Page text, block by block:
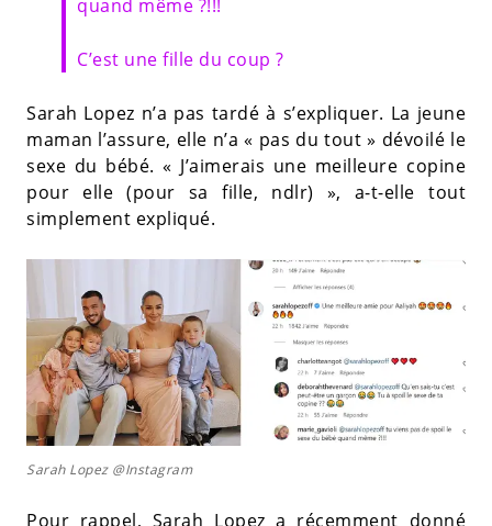
quand même ?!!!
C’est une fille du coup ?
Sarah Lopez n’a pas tardé à s’expliquer. La jeune
maman l’assure, elle n’a « pas du tout » dévoilé le
sexe du bébé. « J’aimerais une meilleure copine
pour elle (pour sa fille, ndlr) », a-t-elle tout
simplement expliqué.
Sarah Lopez @Instagram
Pour rappel, Sarah Lopez a récemment donné